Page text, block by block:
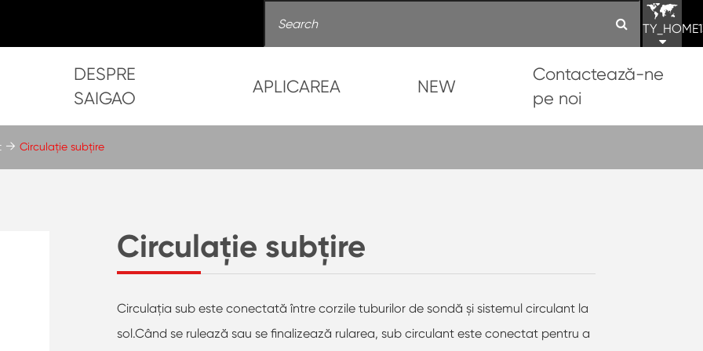
DESPRE
SAIGAO
APLICAREA NEW
Contactează-ne
pe noi
Circulație subțire
Circulaţia sub este conectată între corzile tuburilor de sondă și sistemul circulant la
sol.Când se rulează sau se finalizează rularea, sub circulant este conectat pentru a
Circulație subțire